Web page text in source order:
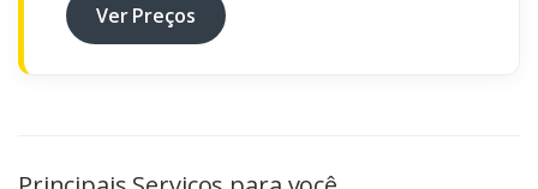
Ver Preços